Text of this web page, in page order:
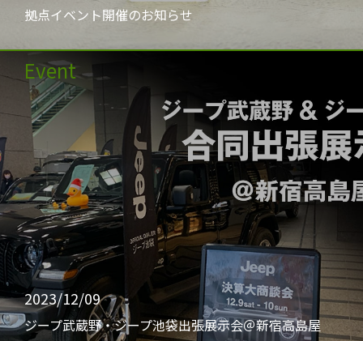
拠点イベント開催のお知らせ
Event
2023/12/09
ジープ武蔵野・ジープ池袋出張展示会＠新宿高島屋